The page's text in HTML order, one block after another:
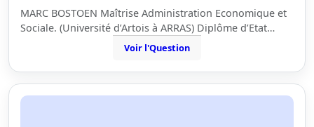
MARC BOSTOEN Maîtrise Administration Economique et
Sociale. (Université d’Artois à ARRAS) Diplôme d’Etat…
Voir l'Question